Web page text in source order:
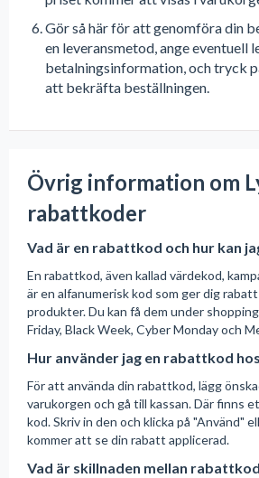
Gör så här för att genomföra din
en leveransmetod, ange eventuell
betalningsinformation, och tryck
att bekräfta beställningen.
Övrig information om
rabattkoder
Vad är en rabattkod och hur kan
En rabattkod, även kallad värdekod,
är en alfanumerisk kod som ger dig rabatt
produkter. Du kan få dem under
Friday, Black Week, Cyber Monday och
Hur använder jag en rabattkod
För att använda din rabattkod, lägg
varukorgen och gå till kassan. Där finns
kod. Skriv in den och klicka på "Använd"
kommer att se din rabatt applicerad.
Vad är skillnaden mellan